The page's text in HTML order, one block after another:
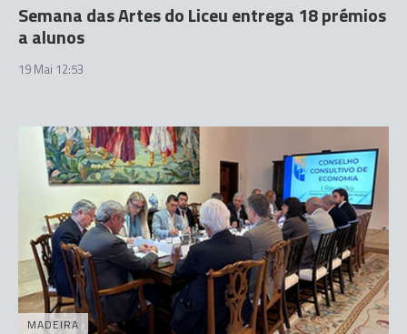
Semana das Artes do Liceu entrega 18 prémios
a alunos
19 Mai 12:53
MADEIRA